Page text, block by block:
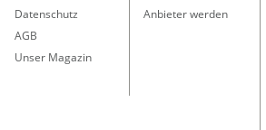
Datenschutz
AGB
Unser Magazin
Anbieter werden